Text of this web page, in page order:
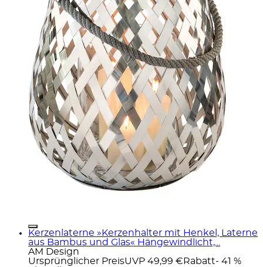
Kerzenlaterne »Kerzenhalter mit Henkel, Laterne
aus Bambus und Glas« Hängewindlicht,...
AM Design
Ursprünglicher PreisUVP 49,99 € Rabatt- 41 %